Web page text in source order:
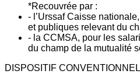
*Recouvrée par :
- l’Urssaf Caisse
et publiques relevant du
- la CCMSA, pour les
du champ de la mutualité
DISPOSITIF CONVENTIONNEL